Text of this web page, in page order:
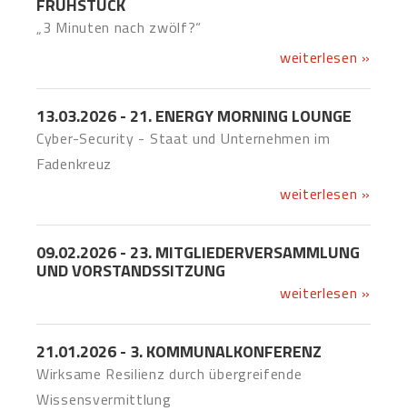
FRÜHSTÜCK
„3 Minuten nach zwölf?“
weiterlesen »
13.03.2026 - 21. ENERGY MORNING LOUNGE
Cyber-Security - Staat und Unternehmen im
Fadenkreuz
weiterlesen »
09.02.2026 - 23. MITGLIEDERVERSAMMLUNG
UND VORSTANDSSITZUNG
weiterlesen »
21.01.2026 - 3. KOMMUNALKONFERENZ
Wirksame Resilienz durch übergreifende
Wissensvermittlung